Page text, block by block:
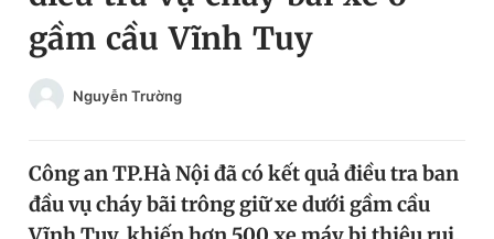
Chuyên mục khác
Chào ngày mới
Tin 360
Video Magazine
Tin đã lưu
gầm cầu Vĩnh Tuy
Nguyễn Trường
Công an TP.Hà Nội đã có kết quả điều tra ban
đầu vụ cháy bãi trông giữ xe dưới gầm cầu